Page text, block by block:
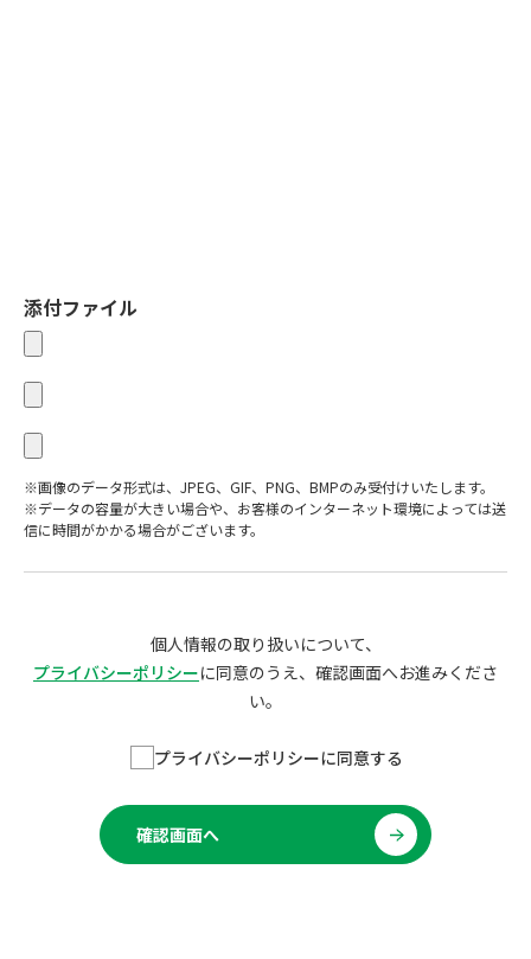
添付ファイル
※画像のデータ形式は、JPEG、GIF、PNG、BMPのみ受付けいたします。
※データの容量が大きい場合や、お客様のインターネット環境によっては送
信に時間がかかる場合がございます。
個人情報の取り扱いについて、
プライバシーポリシーに同意のうえ、確認画面へお進みくださ
い。
プライバシーポリシーに同意する
確認画面へ